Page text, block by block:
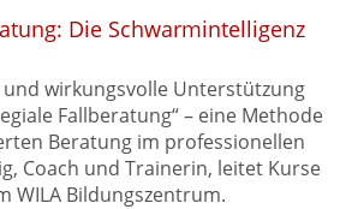
Die Schwarmintelligenz
wirkungsvolle Unterstützung
Fallberatung“ – eine Methode
Beratung im professionellen
Coach und Trainerin, leitet Kurse
WILA Bildungszentrum.